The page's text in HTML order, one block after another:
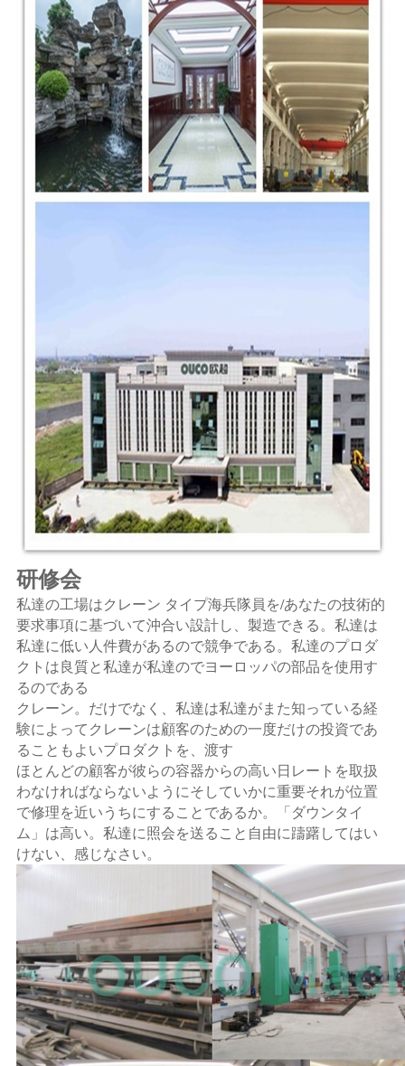
研修会
私達の工場はクレーン タイプ海兵隊員を/あなたの技術的
要求事項に基づいて沖合い設計し、製造できる。 私達は
私達に低い人件費があるので競争である。私達のプロダ
クトは良質と私達が私達のでヨーロッパの部品を使用す
るのである
クレーン。 だけでなく、私達は私達がまた知っている経
験によってクレーンは顧客のための一度だけの投資であ
ることもよいプロダクトを、渡す
ほとんどの顧客が彼らの容器からの高い日レートを取扱
わなければならないようにそしていかに重要それが位置
で修理を近いうちにすることであるか。「ダウンタイ
ム」は高い。 私達に照会を送ること自由に躊躇してはい
けない、感じなさい。